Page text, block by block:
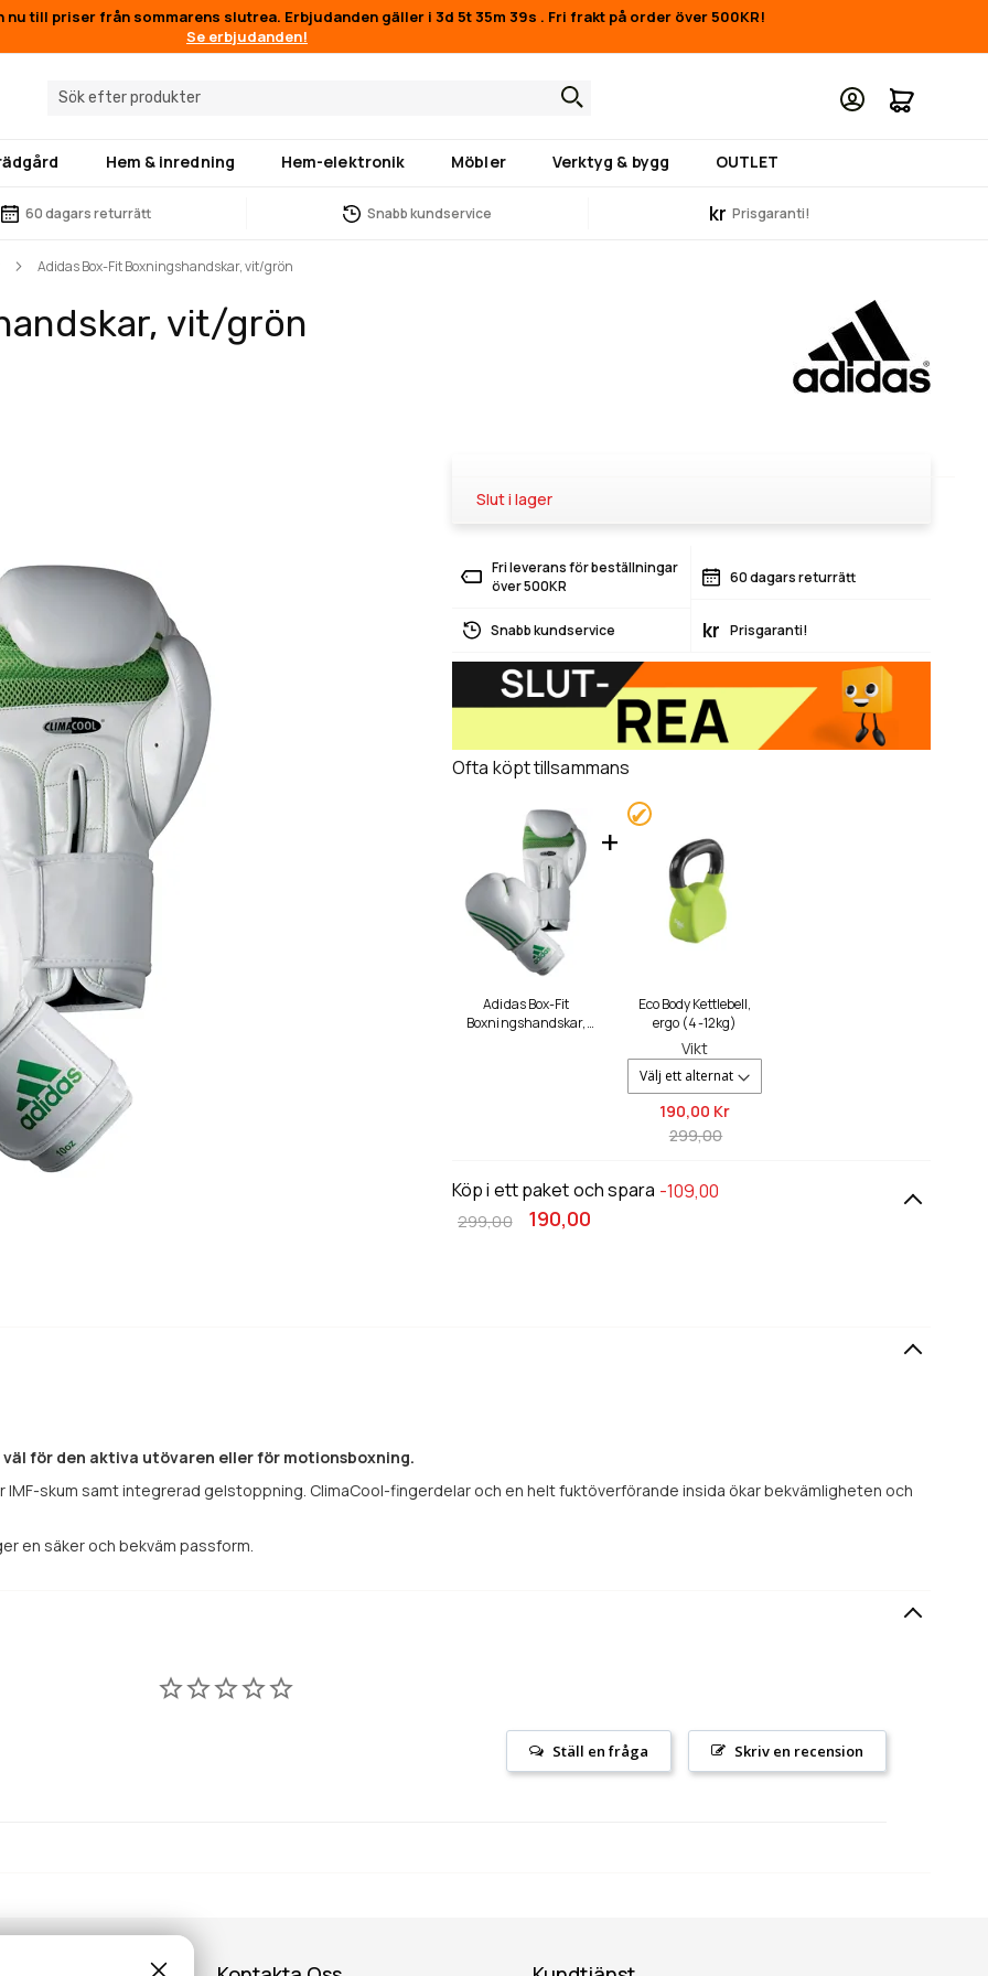
till priser från sommarens slutrea. Erbjudanden gäller i 3d 5t 35m 39s . Fri frakt på order över 500KR!
Se erbjudanden!
Min
Hem & inredning Hem-elektronik Möbler Verktyg & bygg OUTLET
60 dagars returrätt Snabb kundservice kr Prisgaranti!
Adidas Box-Fit Boxningshandskar, vit/grön
vit/grön
Slut i lager
Fri leverans för beställningar
över 500KR
60 dagars returrätt
Snabb kundservice kr Prisgaranti!
Ofta köpt tillsammans
Adidas Box-Fit
Boxningshandskar,
Eco Body Kettlebell,
ergo (4-12kg)
Vikt
190,00 Kr
299,00
Köp i ett paket och spara -109,00
190,00
299,00
för den aktiva utövaren eller för motionsboxning.
IMF-skum samt integrerad gelstoppning. ClimaCool-fingerdelar och en helt fuktöverförande insida ökar bekvämligheten och
en säker och bekväm passform.
Skriv en recension
Ställ en fråga